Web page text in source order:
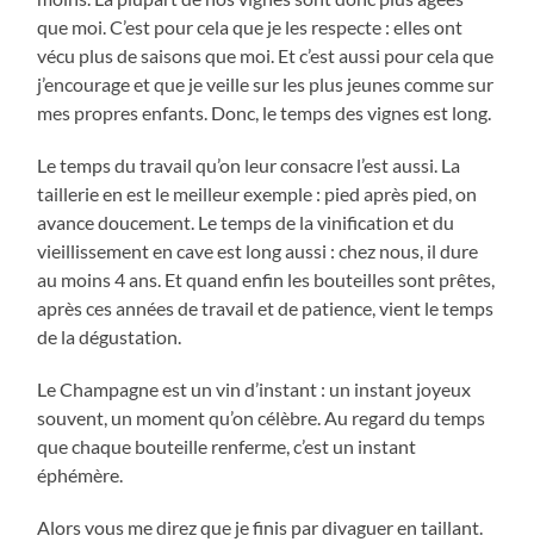
que moi. C’est pour cela que je les respecte : elles ont
vécu plus de saisons que moi. Et c’est aussi pour cela que
j’encourage et que je veille sur les plus jeunes comme sur
mes propres enfants. Donc, le temps des vignes est long.
Le temps du travail qu’on leur consacre l’est aussi. La
taillerie en est le meilleur exemple : pied après pied, on
avance doucement. Le temps de la vinification et du
vieillissement en cave est long aussi : chez nous, il dure
au moins 4 ans. Et quand enfin les bouteilles sont prêtes,
après ces années de travail et de patience, vient le temps
de la dégustation.
Le Champagne est un vin d’instant : un instant joyeux
souvent, un moment qu’on célèbre. Au regard du temps
que chaque bouteille renferme, c’est un instant
éphémère.
Alors vous me direz que je finis par divaguer en taillant.